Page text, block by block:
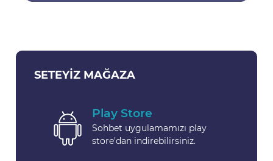
SETEYIZ MAĞAZA
Play Store
Sohbet uygulamamızı play
store'dan indirebilirsiniz.